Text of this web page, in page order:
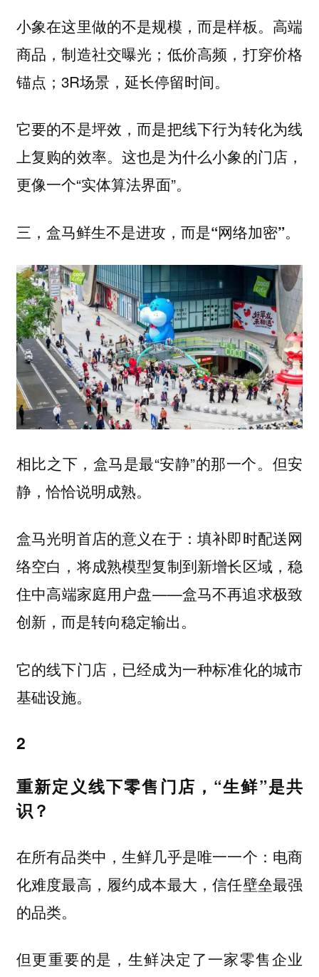
小象在这里做的不是规模，而是样板。高端
商品，制造社交曝光；低价高频，打穿价格
锚点；3R场景，延长停留时间。
它要的不是坪效，而是把线下行为转化为线
上复购的效率。这也是为什么小象的门店，
更像一个“实体算法界面”。
三，盒马鲜生不是进攻，而是“网络加密”。
相比之下，盒马是最“安静”的那一个。但安
静，恰恰说明成熟。
盒马光明首店的意义在于：填补即时配送网
络空白，将成熟模型复制到新增长区域，稳
住中高端家庭用户盘——盒马不再追求极致
创新，而是转向稳定输出。
它的线下门店，已经成为一种标准化的城市
基础设施。
2
重新定义线下零售门店，“生鲜”是共
识？
在所有品类中，生鲜几乎是唯一一个：电商
化难度最高，履约成本最大，信任壁垒最强
的品类。
但更重要的是，生鲜决定了一家零售企业